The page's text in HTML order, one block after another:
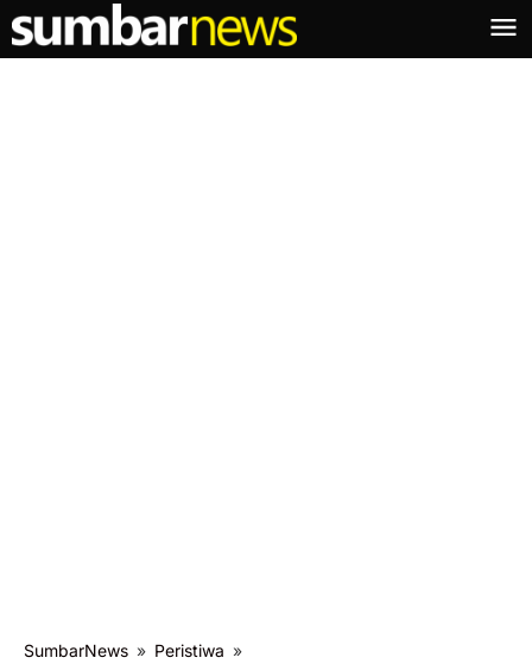
Lewati
ke
konten
SumbarNews » Peristiwa »